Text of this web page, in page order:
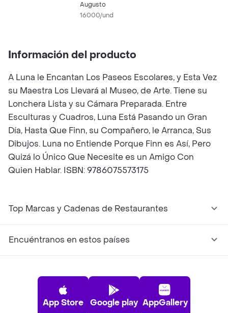
Augusto
16000/und
Información del producto
A Luna le Encantan Los Paseos Escolares, y Esta Vez
su Maestra Los Llevará al Museo, de Arte. Tiene su
Lonchera Lista y su Cámara Preparada. Entre
Esculturas y Cuadros, Luna Está Pasando un Gran
Día, Hasta Que Finn, su Compañero, le Arranca, Sus
Dibujos. Luna no Entiende Porque Finn es Así, Pero
Quizá lo Único Que Necesite es un Amigo Con
Quien Hablar. ISBN: 9786075573175
Top Marcas y Cadenas de Restaurantes
Encuéntranos en estos países
App Store Google play AppGallery